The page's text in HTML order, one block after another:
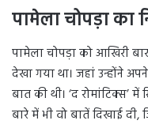
पामेला चोपड़ा का
पामेला चोपड़ा को आखिरी बार
देखा गया था। जहां उन्होंने
बात की थी। ‘द रोमांटिक्स’
बारे में भी वो बातें दिखाई